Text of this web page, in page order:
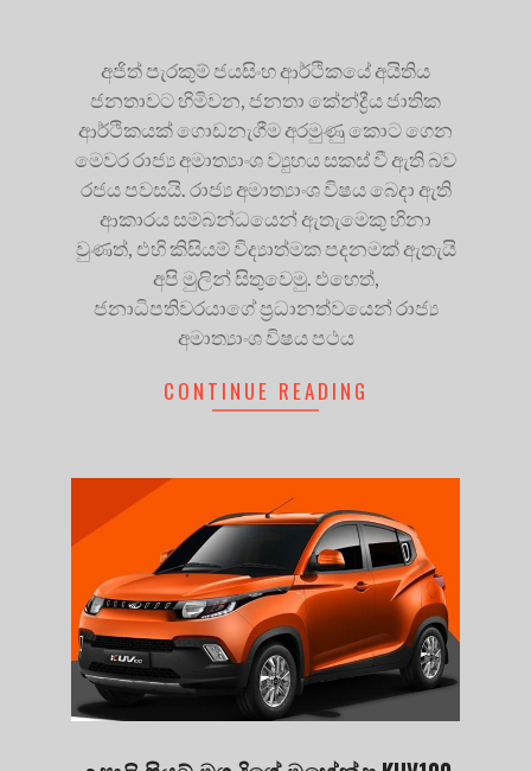
අජිත් පැරකුම් ජයසිංහ ආර්ථිකයේ අයිතිය
ජනතාවට හිමිවන, ජනතා කේන්ද්‍රීය ජාතික
ආර්ථිකයක් ගොඩනැගීම අරමුණු කොට ගෙන
මෙවර රාජ්‍ය අමාත්‍යාංශ ව්‍යුහය සකස් වී ඇති බව
රජය පවසයි. රාජ්‍ය අමාත්‍යාංශ විෂය බෙදා ඇති
ආකාරය සම්බන්ධයෙන් ඇතැමෙකු හිනා
වුණත්, එහි කිසියම් විද්‍යාත්මක පදනමක් ඇතැයි
අපි මුලින් සිතුවෙමු. එහෙත්,
ජනාධිපතිවරයාගේ ප්‍රධානත්වයෙන් රාජ්‍ය
අමාත්‍යාංශ විෂය පථය
CONTINUE READING